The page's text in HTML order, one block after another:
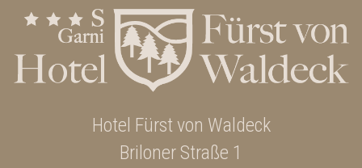
Hotel Fürst von Waldeck
Briloner Straße 1